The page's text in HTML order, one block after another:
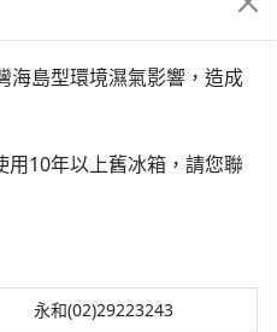
海島型環境濕氣影響，造成
用10年以上舊冰箱，請您聯
永和(02)29223243